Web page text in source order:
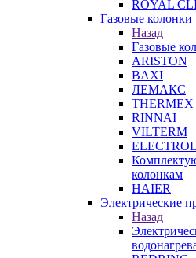
ROYAL
Газовые колонки
Назад
Газовые
ARISTON
BAXI
ЛЕМАКС
THERMEX
RINNAI
VILTERM
колонкам
HAIER
Электрические
Назад